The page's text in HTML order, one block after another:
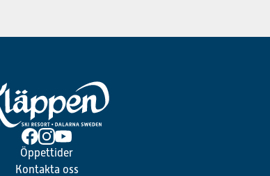
Öppettider
Kontakta oss